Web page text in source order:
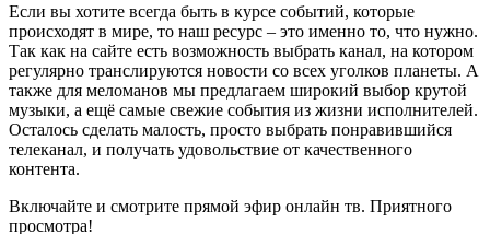
Если вы хотите всегда быть в курсе событий, которые
происходят в мире, то наш ресурс – это именно то, что нужно.
Так как на сайте есть возможность выбрать канал, на котором
регулярно транслируются новости со всех уголков планеты. А
также для меломанов мы предлагаем широкий выбор крутой
музыки, а ещё самые свежие события из жизни исполнителей.
Осталось сделать малость, просто выбрать понравившийся
телеканал, и получать удовольствие от качественного
контента.
Включайте и смотрите прямой эфир онлайн тв. Приятного
просмотра!